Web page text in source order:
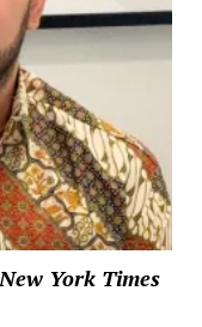
York Times